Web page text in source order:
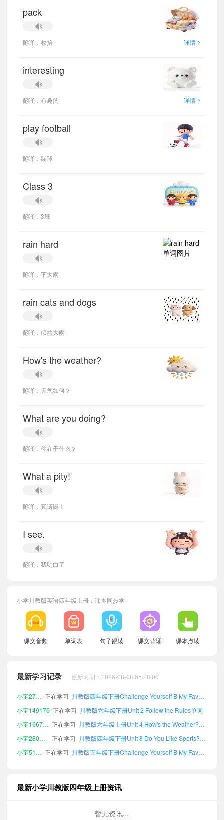
pack
翻译：收拾 详情 >
interesting
翻译：有趣的 详情 >
play football
翻译：踢球
Class 3
翻译：3班
rain hard
翻译：下大雨
rain cats and dogs
翻译：倾盆大雨
How's the weather?
翻译：天气如何？
What are you doing?
翻译：你在干什么？
What a pity!
翻译：真遗憾！
I see.
翻译：我明白了
小学川教版英语四年级上册：课本同步学
课文音频 单词表 句子跟读 课文背诵 课本点读
最新学习记录 更新时间：2026-08-08 05:28:00
小宝524328 正在学习
川教版六年级上册Challenge Yourself B My Favourite Season单词
小宝166071
正在学习
小宝149176 正在学习 川教版六年级下册Unit 2 Follow the Rules单词
小宝166790 正在学习
川教版六年级上册Unit 4 How's the Weather?单词
小宝280167
正在学习
川教版四年级下册Unit 8 Do You Like Sports?单词
小宝517677
正在学习
川教版五年级下册Challenge Yourself B My Favourite Season单词
小宝255116
正在学习
川教版六年级下册Unit 3 What Should We Do?单词
小宝744327
正在学习
最新小学川教版四年级上册资讯
暂无资讯...